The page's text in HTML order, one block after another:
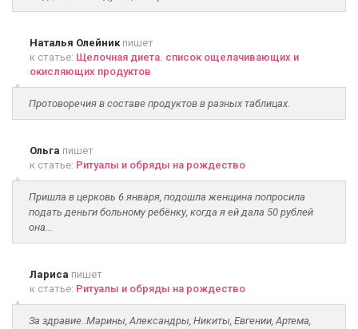
Наталья Олейникпишет
к статье: Щелочная диета. список ощелачивающих и
окисляющих продуктов
Протоворечия в составе продуктов в разных таблицах.
Ольга пишет
к статье: Ритуалы и обряды на рождество
Пришла в церковь 6 января, подошла женщина попросила
подать деньги больному ребёнку, когда я ей дала 50 рублей
она...
Лариса пишет
к статье: Ритуалы и обряды на рождество
За здравие..Марины, Александры, Никиты, Евгении, Артема,